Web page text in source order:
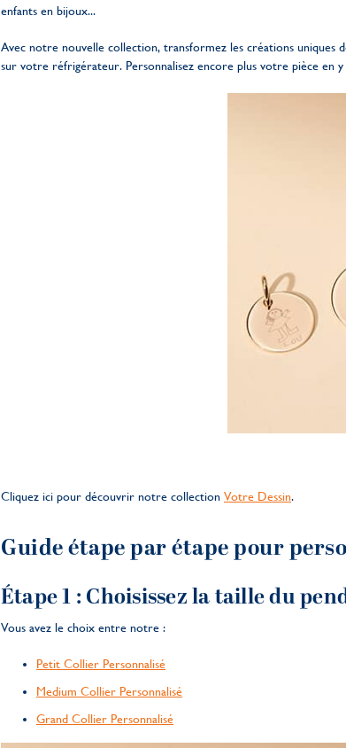
enfants en bijoux...
Avec notre nouvelle collection, transformez les créations
sur votre réfrigérateur. Personnalisez encore plus votre pièce en
Cliquez ici pour découvrir notre collection Votre Dessin.
Guide étape par étape pour
Étape 1 : Choisissez la taille du
Vous avez le choix entre notre :
Petit Collier Personnalisé
Medium Collier Personnalisé
Grand Collier Personnalisé